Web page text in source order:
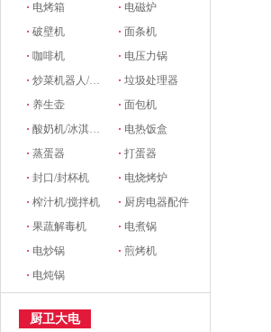
· 电烤箱 · 电磁炉
·破壁机 ·面条机
·咖啡机 · 电压力锅
·炒菜机器人/料理机 ·垃圾处理器
· 养生壶 ·面包机
·酸奶机/冰淇淋机 · 电热饭盒
·蒸蛋器 ·打蛋器
·封口/封杯机 · 电烧烤炉
·榨汁机/搅拌机 · 厨房电器配件
·果蔬解毒机 · 电煮锅
· 电炒锅 ·煎烤机
· 电炖锅
厨卫大电